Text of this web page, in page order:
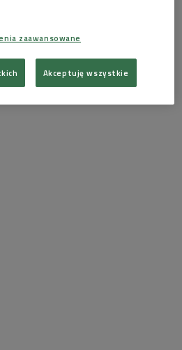
Taka hybryda
chociaż nim nie jest, i może
tkankę.
zaawansowane
Akceptuję wszystkie